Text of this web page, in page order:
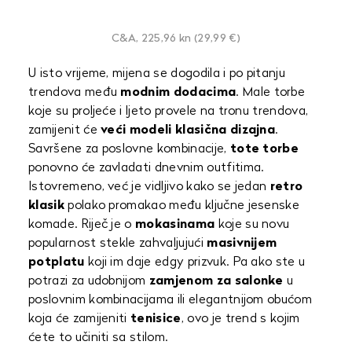
C&A, 225,96 kn (29,99 €)
U isto vrijeme, mijena se dogodila i po pitanju
trendova među modnim dodacima. Male torbe
koje su proljeće i ljeto provele na tronu trendova,
zamijenit ćeveći modeli klasična dizajna.
Savršene za poslovne kombinacije, tote torbe
ponovno će zavladati dnevnim outfitima.
Istovremeno, već je vidljivo kako se jedan retro
klasikpolako promakao među ključne jesenske
komade. Riječ je o mokasinama koje su novu
popularnost stekle zahvaljujući masivnijem
potplatu koji im daje edgy prizvuk. Pa ako ste u
potrazi za udobnijom zamjenom za salonke u
poslovnim kombinacijama ili elegantnijom obućom
koja će zamijeniti tenisice, ovo je trend s kojim
ćete to učiniti sa stilom.